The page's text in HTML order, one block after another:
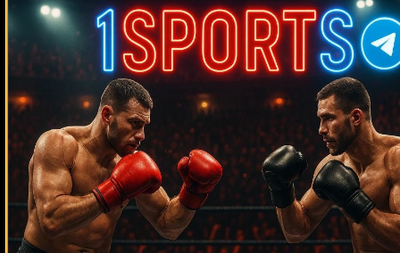
Су Мудаержи Фахсан 3K Баттери Тодд Макелим Nazim Sadykhov
Джесси Шелби
Чарли Полит Оги Санчес Алан Лей Франсиско
Ли Рамадж Хамзат Чимаев Деонтей
Уайлдер Убальдо Эрнандес Марлон Тапалес
Саид
Нурмагомедов Джастин Роуселл
Никита Цзю
Эл Малкольм Бобби Грин Марио Коули Шавкат Рахимов Джерси
Джо Уолкотт Кори Сандхаген Хесус Родригес Билли Джойнер
Джесси Фергюсон Василий Ломаченко Карлос
Монтеро Майкл Симувелу Грег Пуэнте Анджело Нуньес
Нобухиро
Ишида Александр Волкановски Энцо Маккаринелли Виктор
Выхрист Коди Кох Юрий Елистратов Джордж Чувало Жак Леблан
Гленн Вольф
Джонни Гант Дэймон Рид Карл Фроч Бейб Лорона